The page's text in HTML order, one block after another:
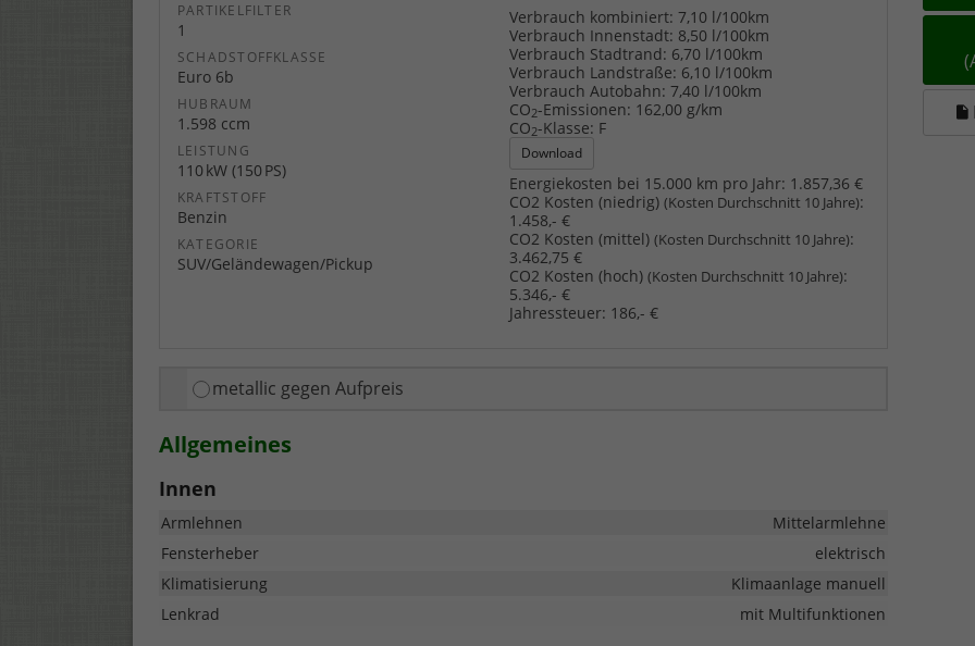
PARTIKELFILTER
1
SCHADSTOFFKLASSE
Euro 6b
HUBRAUM
1.598 ccm
LEISTUNG
110 kW (150 PS)
KRAFTSTOFF
Benzin
KATEGORIE
SUV/Geländewagen/Pickup
Verbrauch kombiniert: 7,10 l/100km
Verbrauch Innenstadt: 8,50 l/100km
Verbrauch Stadtrand: 6,70 l/100km
Verbrauch Landstraße: 6,10 l/100km
Verbrauch Autobahn: 7,40 l/100km
CO2-Emissionen: 162,00 g/km
CO2-Klasse: F
Download
Energiekosten bei 15.000 km pro Jahr: 1.857,36 €
CO2 Kosten (niedrig)(Kosten Durchschnitt 10 Jahre):
1.458,- €
CO2 Kosten (mittel)(Kosten Durchschnitt 10 Jahre):
3.462,75 €
CO2 Kosten (hoch)(Kosten Durchschnitt 10 Jahre):
5.346,- €
Jahressteuer: 186,- €
metallic gegen Aufpreis
Allgemeines
Innen
Armlehnen
Mittelarmlehne
Fensterheber
elektrisch
Klimatisierung
Klimaanlage manuell
Lenkrad
mit Multifunktionen